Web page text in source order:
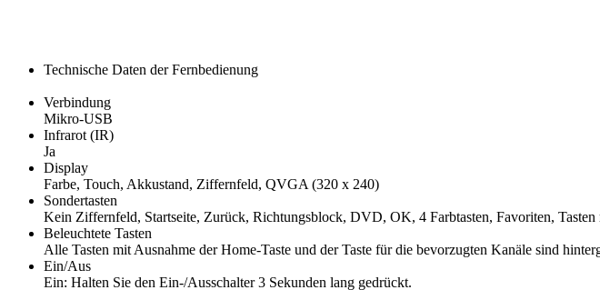
Technische Daten der Fernbedienung
Verbindung
Mikro-USB
Infrarot (IR)
Ja
Display
Farbe, Touch, Akkustand, Ziffernfeld, QVGA (320 x 240)
Sondertasten
Kein Ziffernfeld, Startseite, Zurück, Richtungsblock, DVD, OK, 4 Farbtasten, Favoriten,
Beleuchtete Tasten
Alle Tasten mit Ausnahme der Home-Taste und der Taste für die bevorzugten Kanäle sind
Ein/Aus
Ein: Halten Sie den Ein-/Ausschalter 3 Sekunden lang gedrückt.